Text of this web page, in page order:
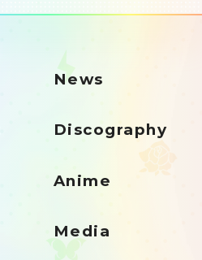
News
Discography
Anime
Media